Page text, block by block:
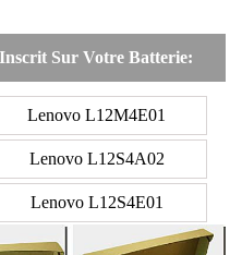
Sur Votre Batterie:
Lenovo L12M4E01
Lenovo L12S4A02
Lenovo L12S4E01